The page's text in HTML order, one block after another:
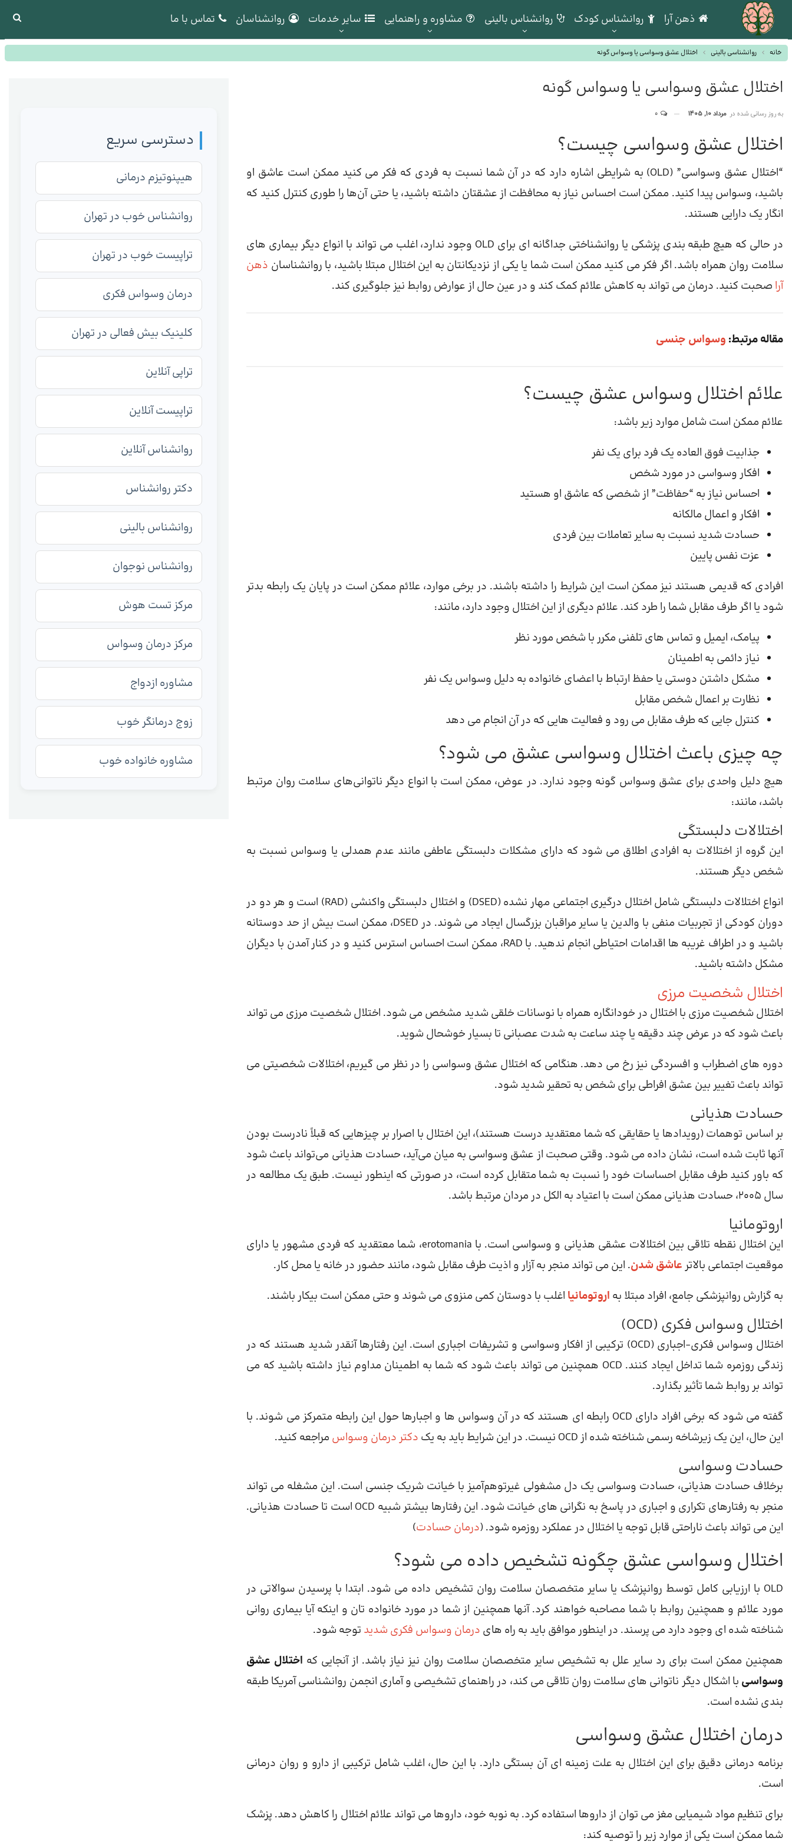
ذهن آرا روانشناس کودک روانشناس بالینی مشاوره و راهنمایی سایر خدمات روانشناسان تماس با ما
خانه روانشناسی بالینی اختلال عشق وسواسی یا وسواس گونه
اختلال عشق وسواسی یا وسواس گونه
به روز رسانی شده در مرداد 10, 1405
اختلال عشق وسواسی چیست؟
“اختلال عشق وسواسی” (OLD) به شرایطی اشاره دارد که در آن شما نسبت به فردی که فکر می کنید ممکن است عاشق او
باشید، وسواس پیدا کنید. ممکن است احساس نیاز به محافظت از عشقتان داشته باشید، یا حتی آن‌ها را طوری کنترل کنید که
انگار یک دارایی هستند.
در حالی که هیچ طبقه بندی پزشکی یا روانشناختی جداگانه ای برای OLD وجود ندارد، اغلب می تواند با انواع دیگر بیماری های
سلامت روان همراه باشد. اگر فکر می کنید ممکن است شما یا یکی از نزدیکانتان به این اختلال مبتلا باشید، با روانشناسان ذهن
آرا صحبت کنید. درمان می تواند به کاهش علائم کمک کند و در عین حال از عوارض روابط نیز جلوگیری کند.
مقاله مرتبط: وسواس جنسی
علائم اختلال وسواس عشق چیست؟
علائم ممکن است شامل موارد زیر باشد:
جذابیت فوق العاده یک فرد برای یک نفر
افکار وسواسی در مورد شخص
احساس نیاز به “حفاظت” از شخصی که عاشق او هستید
افکار و اعمال مالکانه
حسادت شدید نسبت به سایر تعاملات بین فردی
عزت نفس پایین
افرادی که قدیمی هستند نیز ممکن است این شرایط را داشته باشند. در برخی موارد، علائم ممکن است در پایان یک رابطه بدتر
شود یا اگر طرف مقابل شما را طرد کند. علائم دیگری از این اختلال وجود دارد، مانند:
پیامک، ایمیل و تماس های تلفنی مکرر با شخص مورد نظر
نیاز دائمی به اطمینان
مشکل داشتن دوستی یا حفظ ارتباط با اعضای خانواده به دلیل وسواس یک نفر
نظارت بر اعمال شخص مقابل
کنترل جایی که طرف مقابل می رود و فعالیت هایی که در آن انجام می دهد
چه چیزی باعث اختلال وسواسی عشق می شود؟
هیچ دلیل واحدی برای عشق وسواس گونه وجود ندارد. در عوض، ممکن است با انواع دیگر ناتوانی‌های سلامت روان مرتبط
باشد، مانند:
اختلالات دلبستگی
این گروه از اختلالات به افرادی اطلاق می شود که دارای مشکلات دلبستگی عاطفی مانند عدم همدلی یا وسواس نسبت به
شخص دیگر هستند.
انواع اختلالات دلبستگی شامل اختلال درگیری اجتماعی مهار نشده (DSED) و اختلال دلبستگی واکنشی (RAD) است و هر دو در
دوران کودکی از تجربیات منفی با والدین یا سایر مراقبان بزرگسال ایجاد می شوند. در DSED، ممکن است بیش از حد دوستانه
باشید و در اطراف غریبه ها اقدامات احتیاطی انجام ندهید. با RAD، ممکن است احساس استرس کنید و در کنار آمدن با دیگران
مشکل داشته باشید.
اختلال شخصیت مرزی
اختلال شخصیت مرزی با اختلال در خودانگاره همراه با نوسانات خلقی شدید مشخص می شود. اختلال شخصیت مرزی می تواند
باعث شود که در عرض چند دقیقه یا چند ساعت به شدت عصبانی تا بسیار خوشحال شوید.
دوره های اضطراب و افسردگی نیز رخ می دهد. هنگامی که اختلال عشق وسواسی را در نظر می گیریم، اختلالات شخصیتی می
تواند باعث تغییر بین عشق افراطی برای شخص به تحقیر شدید شود.
حسادت هذیانی
بر اساس توهمات (رویدادها یا حقایقی که شما معتقدید درست هستند)، این اختلال با اصرار بر چیزهایی که قبلاً نادرست بودن
آنها ثابت شده است، نشان داده می شود. وقتی صحبت از عشق وسواسی به میان می‌آید، حسادت هذیانی می‌تواند باعث شود
که باور کنید طرف مقابل احساسات خود را نسبت به شما متقابل کرده است، در صورتی که اینطور نیست. طبق یک مطالعه در
سال 2005، حسادت هذیانی ممکن است با اعتیاد به الکل در مردان مرتبط باشد.
اروتومانیا
این اختلال نقطه تلاقی بین اختلالات عشقی هذیانی و وسواسی است. با erotomania، شما معتقدید که فردی مشهور یا دارای
موقعیت اجتماعی بالاتر عاشق شدن. این می تواند منجر به آزار و اذیت طرف مقابل شود، مانند حضور در خانه یا محل کار.
به گزارش روانپزشکی جامع، افراد مبتلا به اروتومانیا اغلب با دوستان کمی منزوی می شوند و حتی ممکن است بیکار باشند.
اختلال وسواس فکری (OCD)
اختلال وسواس فکری-اجباری (OCD) ترکیبی از افکار وسواسی و تشریفات اجباری است. این رفتارها آنقدر شدید هستند که در
زندگی روزمره شما تداخل ایجاد کنند. OCD همچنین می تواند باعث شود که شما به اطمینان مداوم نیاز داشته باشید که می
تواند بر روابط شما تأثیر بگذارد.
گفته می شود که برخی افراد دارای OCD رابطه ای هستند که در آن وسواس ها و اجبارها حول این رابطه متمرکز می شوند. با
این حال، این یک زیرشاخه رسمی شناخته شده از OCD نیست. در این شرایط باید به یک
دکتر درمان وسواس مراجعه کنید.
حسادت وسواسی
برخلاف حسادت هذیانی، حسادت وسواسی یک دل مشغولی غیرتوهم‌آمیز با خیانت شریک جنسی است. این مشغله می تواند
منجر به رفتارهای تکراری و اجباری در پاسخ به نگرانی های خیانت شود. این رفتارها بیشتر شبیه OCD است تا حسادت هذیانی.
این می تواند باعث ناراحتی قابل توجه یا اختلال در عملکرد روزمره شود. (درمان حسادت)
اختلال وسواسی عشق چگونه تشخیص داده می شود؟
OLD با ارزیابی کامل توسط روانپزشک یا سایر متخصصان سلامت روان تشخیص داده می شود. ابتدا با پرسیدن سوالاتی در
مورد علائم و همچنین روابط با شما مصاحبه خواهند کرد. آنها همچنین از شما در مورد خانواده تان و اینکه آیا بیماری روانی
شناخته شده ای وجود دارد می پرسند. در اینطور موافق باید به راه های درمان وسواس فکری شدید توجه شود.
همچنین ممکن است برای رد سایر علل به تشخیص سایر متخصصان سلامت روان نیز نیاز باشد. از آنجایی که اختلال عشق
وسواسی با اشکال دیگر ناتوانی های سلامت روان تلاقی می کند، در راهنمای تشخیصی و آماری انجمن روانشناسی آمریکا طبقه
بندی نشده است.
درمان اختلال عشق وسواسی
برنامه درمانی دقیق برای این اختلال به علت زمینه ای آن بستگی دارد. با این حال، اغلب شامل ترکیبی از دارو و روان درمانی
است.
برای تنظیم مواد شیمیایی مغز می توان از داروها استفاده کرد. به نوبه خود، داروها می تواند علائم اختلال را کاهش دهد. پزشک
شما ممکن است یکی از موارد زیر را توصیه کند:
دسترسی سریع
هیپنوتیزم درمانی
روانشناس خوب در تهران
تراپیست خوب در تهران
درمان وسواس فکری
کلینیک بیش فعالی در تهران
تراپی آنلاین
تراپیست آنلاین
روانشناس آنلاین
دکتر روانشناس
روانشناس بالینی
روانشناس نوجوان
مرکز تست هوش
مرکز درمان وسواس
مشاوره ازدواج
زوج درمانگر خوب
مشاوره خانواده خوب